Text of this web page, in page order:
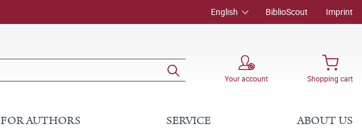
English BiblioScout Imprint
Your account Shopping cart
FOR AUTHORS SERVICE ABOUT US